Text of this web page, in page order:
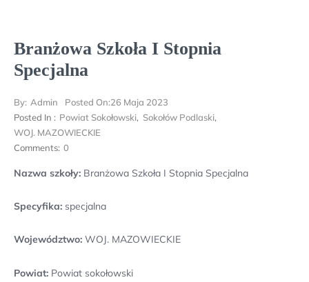
Branżowa Szkoła I Stopnia
Specjalna
By: Admin Posted On:26 Maja 2023
Posted In : Powiat Sokołowski, Sokołów Podlaski,
WOJ. MAZOWIECKIE
Comments: 0
Nazwa szkoły: Branżowa Szkoła I Stopnia Specjalna
Specyfika: specjalna
Województwo: WOJ. MAZOWIECKIE
Powiat: Powiat sokołowski